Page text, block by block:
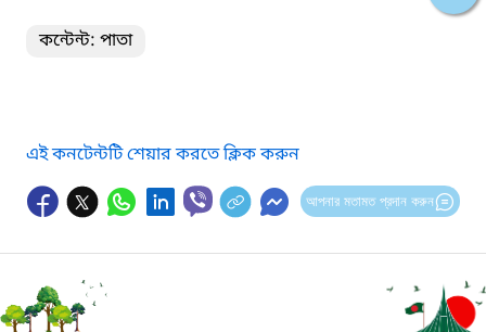
কন্টেন্ট: পাতা
এই কনটেন্টটি শেয়ার করতে ক্লিক করুন
আপনার মতামত প্রদান করুন